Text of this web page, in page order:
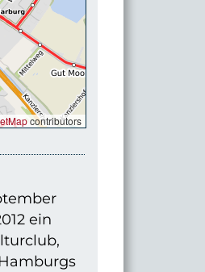
contributors
ein